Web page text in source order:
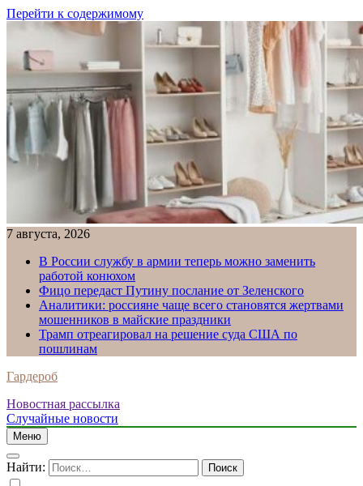
Перейти к содержимому
7 августа, 2026
В России службу в армии теперь можно заменить
работой конюхом
Фицо передаст Путину послание от Зеленского
Аналитики: россияне чаще всего становятся жертвами
мошенников в майские праздники
Трамп отреагировал на решение суда США по
пошлинам
Гардероб
Новостная рассылка
Случайные новости
Меню
Найти: